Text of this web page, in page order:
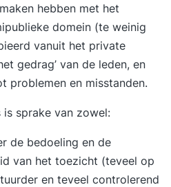
hebben met het
domein (te weinig
vanuit het private
gedrag’ van de leden, en
problemen en misstanden.
sprake van zowel:
de bedoeling en de
van het toezicht (teveel op
en teveel controlerend